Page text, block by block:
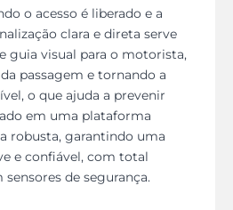
o acesso é liberado e a
clara e direta serve
guia visual para o motorista,
passagem e tornando a
o que ajuda a prevenir
em uma plataforma
robusta, garantindo uma
e confiável, com total
de segurança.